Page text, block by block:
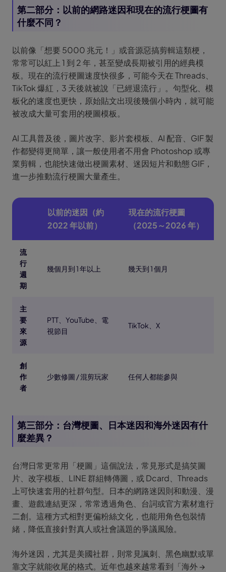
第二部分：以前的網路迷因和現在的流行梗圖有
什麼不同？
以前像「想要 5000 兆元！」或音源惡搞剪輯這類梗，
常常可以紅上 1 到 2 年，甚至變成長期被引用的經典模
板。現在的流行梗圖速度快很多，可能今天在 Threads、
TikTok 爆紅，3 天後就被說「已經退流行」。句型化、模
板化的速度也更快，原始貼文出現後幾個小時內，就可能
被改成大量可套用的梗圖模板。
AI 工具普及後，圖片改字、影片套模板、AI 配音、GIF 製
作都變得更簡單，讓一般使用者不用會 Photoshop 或專
業剪輯，也能快速做出梗圖素材、迷因短片和動態 GIF，
進一步推動流行梗圖大量產生。
以前的迷因（約
2022 年以前）
現在的流行梗圖
（2025～2026 年）
流
行
週
期
幾個月到 1 年以上 幾天到 1 個月
主
要
來
源
PTT、YouTube、電
視節目
TikTok、X
創
作
者
少數修圖 / 混剪玩家 任何人都能參與
第三部分：台灣梗圖、日本迷因和海外迷因有什
麼差異？
台灣日常更常用「梗圖」這個說法，常見形式是搞笑圖
片、改字模板、LINE 群組轉傳圖，或 Dcard、Threads
上可快速套用的社群句型。日本的網路迷因則和動漫、漫
畫、遊戲連結更深，常常透過角色、台詞或官方素材進行
二創。這種方式相對更偏粉絲文化，也能用角色包裝情
緒，降低直接針對真人或社會議題的爭議風險。
海外迷因，尤其是美國社群，則常見諷刺、黑色幽默或單
靠文字就能收尾的格式。近年也越來越常看到「海外 →